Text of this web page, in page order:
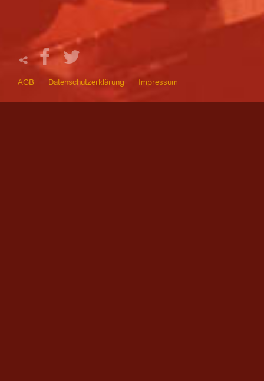
AGB Datenschutzerklärung Impressum